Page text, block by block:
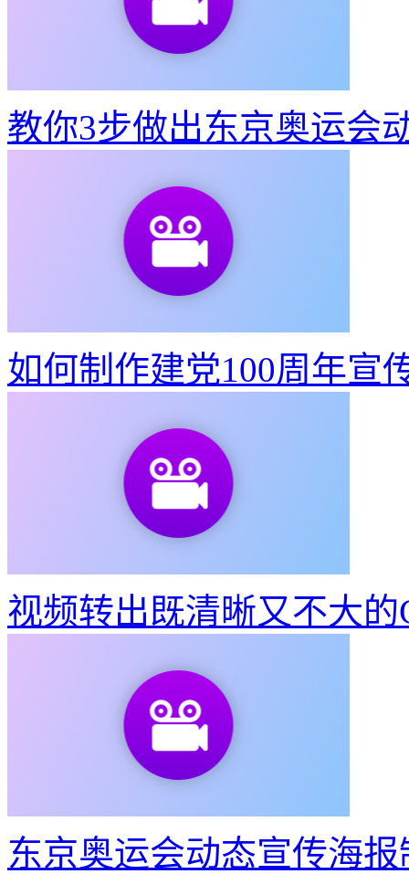
教你3步做出东京奥运会
如何制作建党100周年宣
视频转出既清晰又不大的
东京奥运会动态宣传海